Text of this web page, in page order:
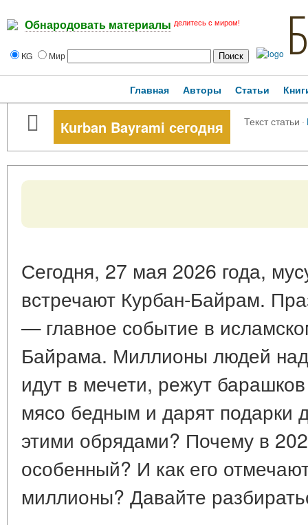
Обнародовать материалы делитесь с миром!
KG Мир
Главная Авторы Статьи
Кurban Bayrami сегодня Текст статьи ·
Сегодня, 27 мая 2026 года,
встречают Курбан-Байрам.
— главное событие в
Байрама. Миллионы людей
идут в мечети, режут
мясо бедным и дарят подарки
этими обрядами? Почему в
особенный? И как его
миллионы? Давайте